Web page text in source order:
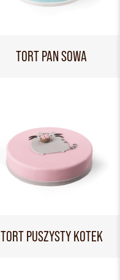
TORT PAN SOWA
TORT PUSZYSTY KOTEK